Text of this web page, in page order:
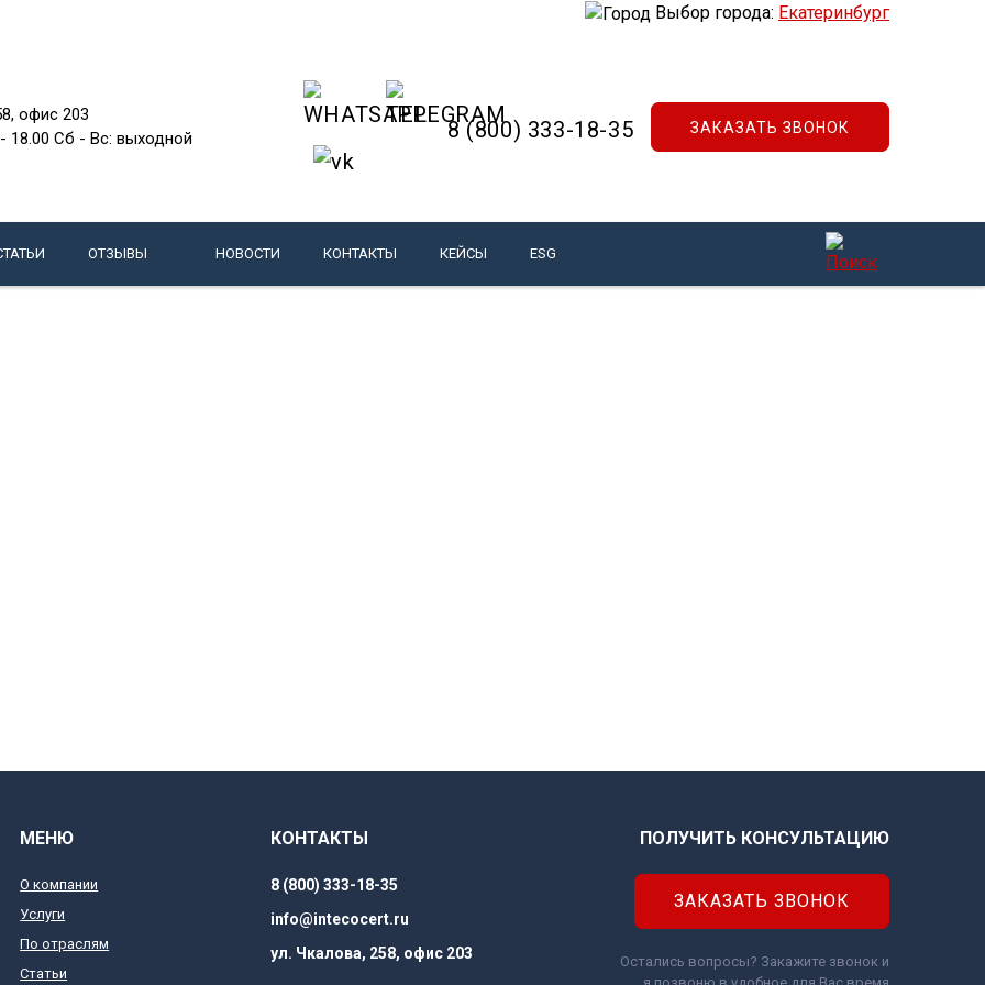
Выбор города: Екатеринбург
офис 203
18.00 Сб - Вс: выходной
8 (800) 333-18-35 ЗАКАЗАТЬ ЗВОНОК
ОТЗЫВЫ НОВОСТИ КОНТАКТЫ КЕЙСЫ ESG
МЕНЮ
О компании
Услуги
По отраслям
Статьи
КОНТАКТЫ
8 (800) 333-18-35
info@intecocert.ru
ул. Чкалова, 258, офис 203
ПОЛУЧИТЬ КОНСУЛЬТАЦИЮ
ЗАКАЗАТЬ ЗВОНОК
Остались вопросы? Закажите звонок и